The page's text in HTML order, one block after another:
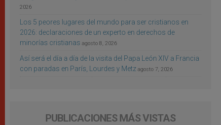
2026
Los 5 peores lugares del mundo para ser cristianos en
2026: declaraciones de un experto en derechos de
minorías cristianas agosto 8, 2026
Así será el día a día de la visita del Papa León XIV a Francia
con paradas en París, Lourdes y Metz agosto 7, 2026
PUBLICACIONES MÁS VISTAS